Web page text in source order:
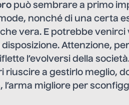
può sembrare a primo
nonché di una certa
vera. E potrebbe venirci
Attenzione,
l’evolversi della
riuscire a gestirlo meglio,
l’arma migliore per